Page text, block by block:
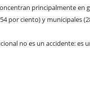
principalmente en
por ciento) y municipales
no es un accidente: es